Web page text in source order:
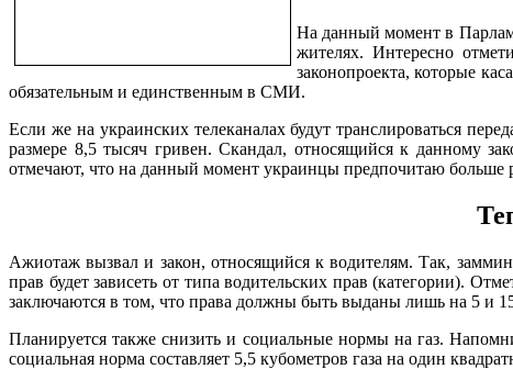
На данный момент в
жителях. Интересно
законопроекта, которые
обязательным и единственным в СМИ.
Если же на украинских телеканалах будут транслироваться
размере 8,5 тысяч гривен. Скандал, относящийся к данному
отмечают, что на данный момент украинцы предпочитаю больше
Ажиотаж вызвал и закон, относящийся к водителям. Так,
прав будет зависеть от типа водительских прав (категории).
заключаются в том, что права должны быть выданы лишь на 5 и
Планируется также снизить и социальные нормы на газ.
социальная норма составляет 5,5 кубометров газа на один